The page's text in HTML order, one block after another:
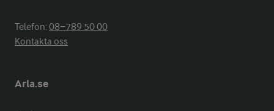
Telefon:08−789 50 00
Kontakta oss
Arla.se